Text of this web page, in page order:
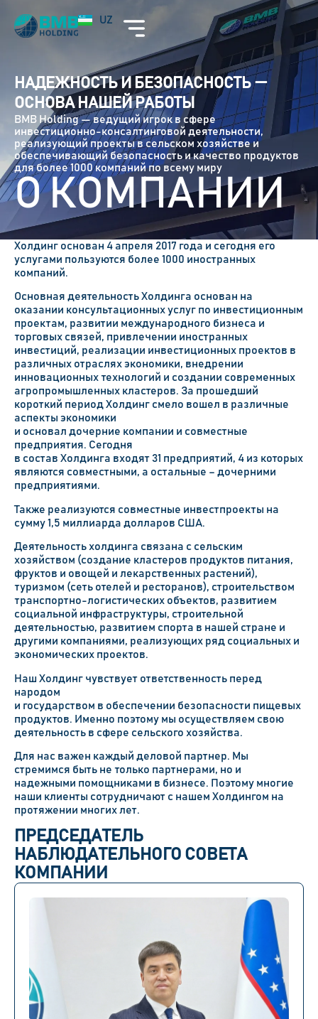
UZ
RU
НАДЕЖНОСТЬ И БЕЗОПАСНОСТЬ —
ОСНОВА НАШЕЙ РАБОТЫ
BMB Holding — ведущий игрок в сфере
инвестиционно-консалтинговой деятельности,
реализующий проекты в сельском хозяйстве и
обеспечивающий безопасность и качество продуктов
для более 1000 компаний по всему миру
О КОМПАНИИ
Холдинг основан 4 апреля 2017 года и сегодня его
услугами пользуются более 1000 иностранных
компаний.
Основная деятельностьХолдинга основан на
оказании консультационных услуг по инвестиционным
проектам, развитии международного бизнеса и
торговых связей, привлечении иностранных
инвестиций, реализации инвестиционных проектов в
различных отраслях экономики, внедрении
инновационных технологий и создании современных
агропромышленных кластеров. За прошедший
короткий периодХолдинг смело вошел в различные
аспекты экономики
и основал дочерние компании и совместные
предприятия. Сегодня
в состав Холдинга входят31 предприятий, 4 из которых
являются совместными, а остальные – дочерними
предприятиями.
Также реализуются совместные инвестпроекты на
сумму1,5 миллиарда долларов США.
Деятельность холдинга связана с сельским
хозяйством (создание кластеров продуктов питания,
фруктов и овощей и лекарственных растений),
туризмом (сеть отелей и ресторанов), строительством
транспортно-логистических объектов, развитием
социальной инфраструктуры, строительной
деятельностью, развитием спорта в нашей стране и
другими компаниями, реализующих ряд социальных и
экономических проектов.
Наш Холдинг чувствует ответственность перед
народом
и государством в обеспечении безопасности пищевых
продуктов. Именно поэтому мы осуществляем свою
деятельность в сфере сельского хозяйства.
Для нас важен каждый деловой партнер. Мы
стремимся быть не только партнерами, но и
надежными помощниками в бизнесе. Поэтому многие
наши клиенты сотрудничают с нашем Холдингом на
протяжении многих лет.
ПРЕДСЕДАТЕЛЬ
НАБЛЮДАТЕЛЬНОГО СОВЕТА
КОМПАНИИ